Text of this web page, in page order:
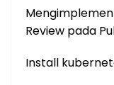
Review pada
Install